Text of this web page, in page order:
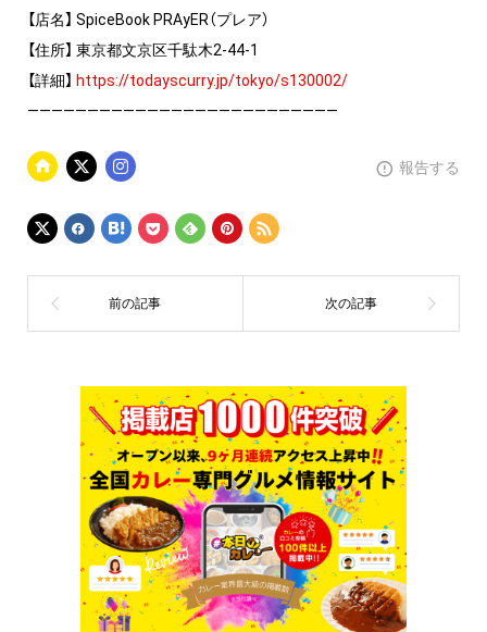
【店名】 SpiceBook PRAyER（プレア）
【住所】 東京都文京区千駄木2-44-1
【詳細】 https://todayscurry.jp/tokyo/s130002/
——————————————————————————
報告する